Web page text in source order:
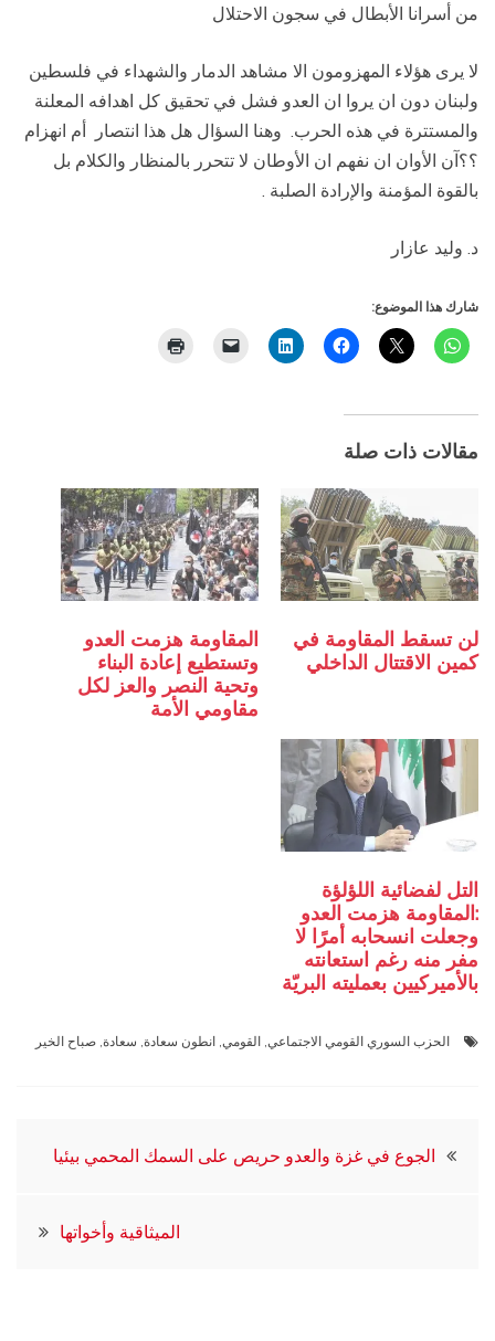
من أسرانا الأبطال في سجون الاحتلال
لا يرى هؤلاء المهزومون الا مشاهد الدمار والشهداء في فلسطين
ولبنان دون ان يروا ان العدو فشل في تحقيق كل اهدافه المعلنة
والمستترة في هذه الحرب. وهنا السؤال هل هذا انتصار أم انهزام
؟؟آن الأوان ان نفهم ان الأوطان لا تتحرر بالمنظار والكلام بل
بالقوة المؤمنة والإرادة الصلبة .
د. وليد عازار
شارك هذا الموضوع:
مقالات ذات صلة
لن تسقط المقاومة في
كمين الاقتتال الداخلي
المقاومة هزمت العدو
وتستطيع إعادة البناء
وتحية النصر والعز لكل
مقاومي الأمة
التل لفضائية اللؤلؤة
:المقاومة هزمت العدو
وجعلت انسحابه أمرًا لا
مفر منه رغم استعانته
بالأميركيين بعمليته البريّة
الحزب السوري القومي الاجتماعي, القومي, انطون سعادة, سعادة, صباح الخير
تصفّح
الجوع في غزة والعدو حريص على السمك المحمي بيئيا
الميثاقية وأخواتها